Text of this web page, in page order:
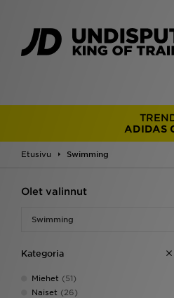
ADIDAS
Etusivu Swimming
Olet valinnut
Swimming
Kategoria
Miehet (51)
Naiset (26)